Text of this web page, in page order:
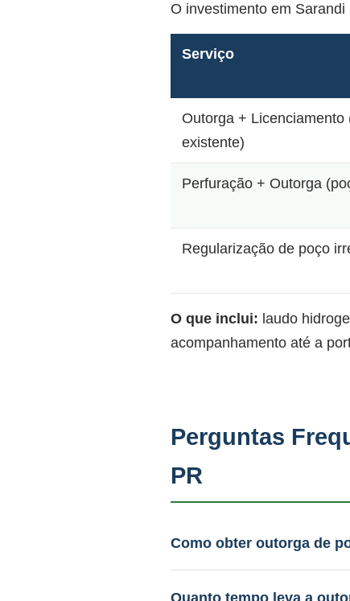
O investimento em
Serviço
Outorga + Licenciamento
existente)
Perfuração + Outorga
Regularização de poço
O que inclui: laudo
acompanhamento até a
Perguntas
PR
Como obter outorga de
A PAAS prepara todo o
Com a IN 09/2026, o
Quanto tempo leva a